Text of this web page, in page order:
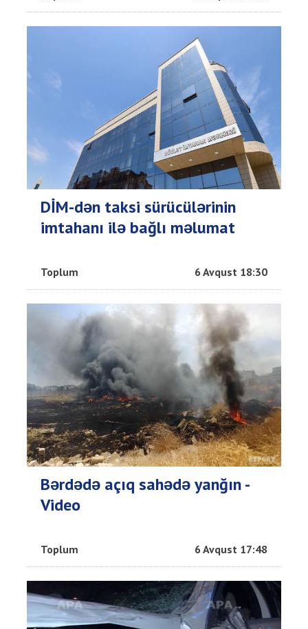
DİM-dən taksi sürücülərinin
imtahanı ilə bağlı məlumat
Toplum 6 Avqust 18:30
Bərdədə açıq sahədə yanğın -
Video
Toplum 6 Avqust 17:48